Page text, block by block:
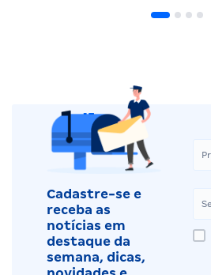
Cadastre-se e
receba as
notícias em
destaque da
semana, dicas,